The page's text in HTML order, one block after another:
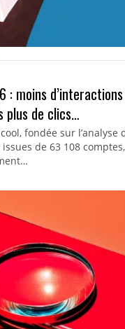
: moins
plus de clics…
fondée sur l’analyse
de 63 108